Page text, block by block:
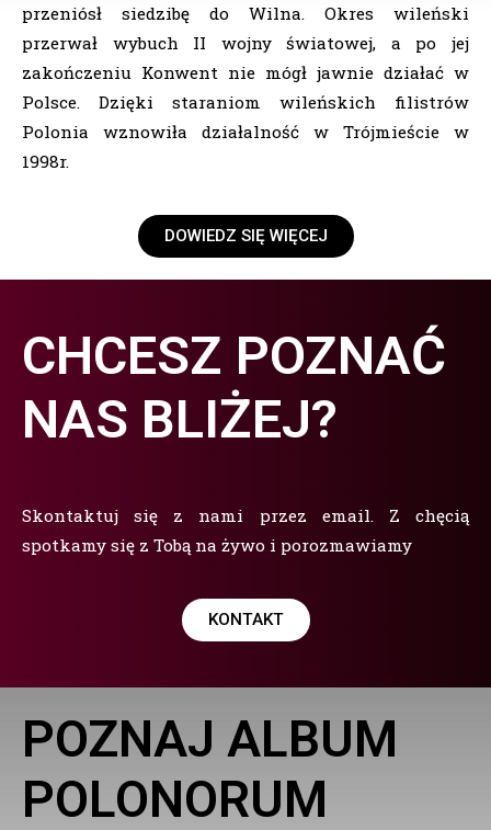
przeniósł siedzibę do Wilna. Okres wileński
przerwał wybuch II wojny światowej, a po jej
zakończeniu Konwent nie mógł jawnie działać w
Polsce. Dzięki staraniom wileńskich filistrów
Polonia wznowiła działalność w Trójmieście w
1998r.
DOWIEDZ SIĘ WIĘCEJ
CHCESZ POZNAĆ
NAS BLIŻEJ?
Skontaktuj się z nami przez email. Z chęcią
spotkamy się z Tobą na żywo i porozmawiamy
KONTAKT
POZNAJ ALBUM
POLONORUM